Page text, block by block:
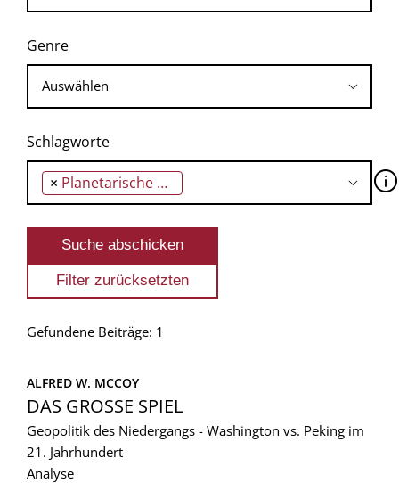
Genre
Schlagworte
× Planetarische Hegemonie 🛈
Gefundene Beiträge: 1
ALFRED W. MCCOY
DAS GROSSE SPIEL
Geopolitik des Niedergangs - Washington vs. Peking im
21. Jahrhundert
Analyse